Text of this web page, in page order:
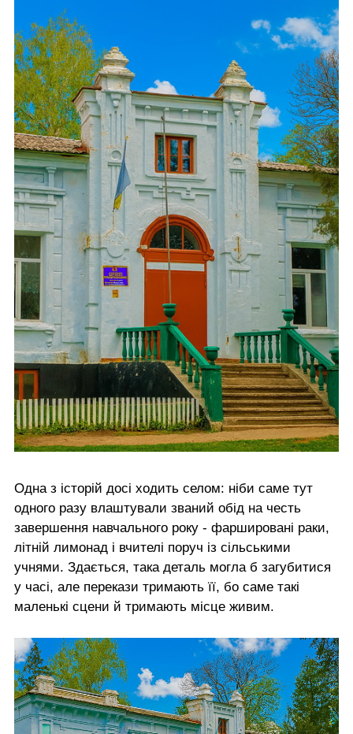
Одна з історій досі ходить селом: ніби саме тут
одного разу влаштували званий обід на честь
завершення навчального року - фаршировані раки,
літній лимонад і вчителі поруч із сільськими
учнями. Здається, така деталь могла б загубитися
у часі, але перекази тримають її, бо саме такі
маленькі сцени й тримають місце живим.